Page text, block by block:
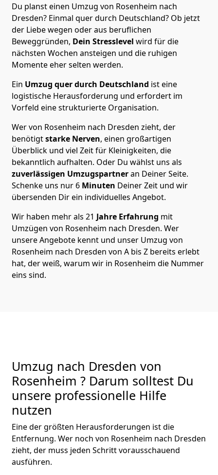
Du planst einen Umzug von Rosenheim nach
Dresden? Einmal quer durch Deutschland? Ob jetzt
der Liebe wegen oder aus beruflichen
Beweggründen, Dein Stresslevel wird für die
nächsten Wochen ansteigen und die ruhigen
Momente eher selten werden.
Ein Umzug quer durch Deutschland ist eine
logistische Herausforderung und erfordert im
Vorfeld eine strukturierte Organisation.
Wer von Rosenheim nach Dresden zieht, der
benötigtstarke Nerven, einen großartigen
Überblick und viel Zeit für Kleinigkeiten, die
bekanntlich aufhalten. Oder Du wählst uns als
zuverlässigen Umzugspartneran Deiner Seite.
Schenke uns nur 6 Minuten Deiner Zeit und wir
übersenden Dir ein individuelles Angebot.
Wir haben mehr als 21 Jahre Erfahrung mit
Umzügen von Rosenheim nach Dresden. Wer
unsere Angebote kennt und unser Umzug von
Rosenheim nach Dresden von A bis Z bereits erlebt
hat, der weiß, warum wir in Rosenheim die Nummer
eins sind.
Umzug nach Dresden von
Rosenheim ? Darum solltest Du
unsere professionelle Hilfe
nutzen
Eine der größten Herausforderungen ist die
Entfernung. Wer noch von Rosenheim nach Dresden
zieht, der muss jeden Schritt vorausschauend
ausführen.